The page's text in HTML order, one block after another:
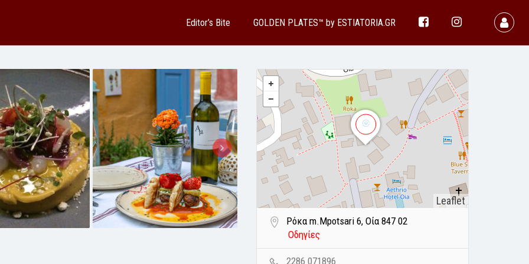
Editor’s Bite GOLDEN PLATES™ by ESTIATORIA.GR
Leaflet
Ρόκα m.Mpotsari 6, Οία 847 02
Οδηγίες
2286 071896